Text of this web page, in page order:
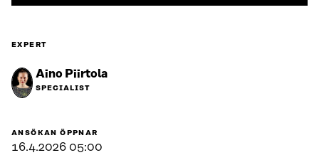
EXPERT
Aino Piirtola
SPECIALIST
ANSÖKAN ÖPPNAR
16.4.2026 05:00